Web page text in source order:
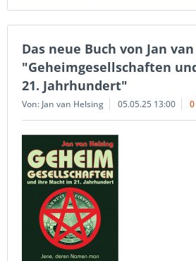
Das neue Buch von Jan
"Geheimgesellschaften
21. Jahrhundert"
Von: Jan van Helsing 05.05.25 13:00